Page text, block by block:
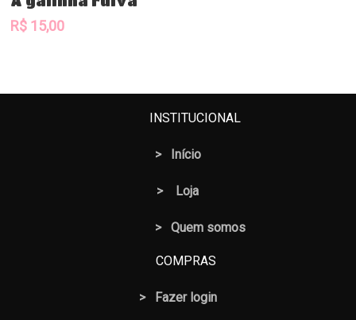
R$ 15,00
INSTITUCIONAL
> Início
> Loja
> Quem somos
COMPRAS
> Fazer login